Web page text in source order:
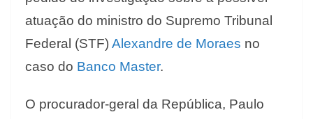
atuação do ministro do Supremo Tribunal
Federal (STF) Alexandre de Moraes no
caso do Banco Master.
O procurador-geral da República, Paulo